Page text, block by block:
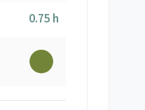
0.75 h